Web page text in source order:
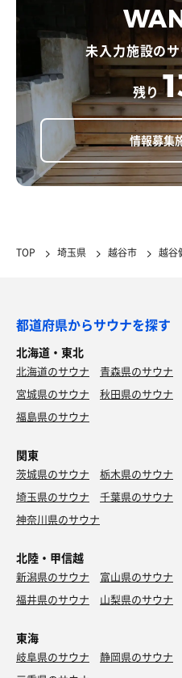
未入力施設の
残り
情報募集
TOP 埼玉県 越谷市 越谷
都道府県からサウナを探す
北海道・東北
北海道のサウナ 青森県のサウナ
宮城県のサウナ
秋田県のサウナ
福島県のサウナ
関東
茨城県のサウナ 栃木県のサウナ
埼玉県のサウナ
千葉県のサウナ
神奈川県のサウナ
北陸・甲信越
新潟県のサウナ 富山県のサウナ
福井県のサウナ
山梨県のサウナ
東海
岐阜県のサウナ 静岡県のサウナ